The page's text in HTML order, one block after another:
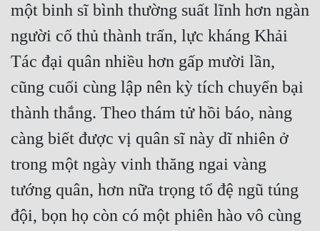
một binh sĩ bình thường suất lĩnh hơn ngàn
người cố thủ thành trấn, lực kháng Khải
Tác đại quân nhiều hơn gấp mười lần,
cũng cuối cùng lập nên kỳ tích chuyển bại
thành thắng. Theo thám tử hồi báo, nàng
càng biết được vị quân sĩ này dĩ nhiên ở
trong một ngày vinh thăng ngai vàng
tướng quân, hơn nữa trọng tổ đệ ngũ túng
đội, bọn họ còn có một phiên hào vô cùng